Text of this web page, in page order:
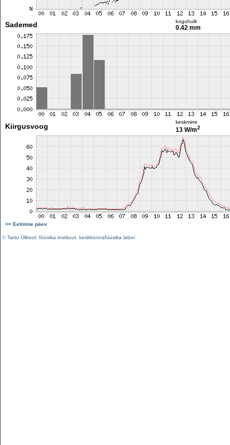
Sademed koguhulk
0.42 mm
Kiirgusvoog
keskmine
13 W/m2
<< Eelmine päev
©Tartu Ülikool füüsika instituut keskkonnafüüsika labor